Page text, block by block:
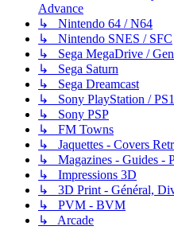
Advance
↳ Nintendo 64 / N64
↳ Nintendo SNES / SFC
↳ Sega MegaDrive /
↳ Sega Saturn
↳ Sega Dreamcast
↳ Sony PlayStation / PS1
↳ Sony PSP
↳ FM Towns
↳ Jaquettes - Covers
↳ Magazines - Guides -
↳ Impressions 3D
↳ 3D Print - Général,
↳ PVM - BVM
↳ Arcade